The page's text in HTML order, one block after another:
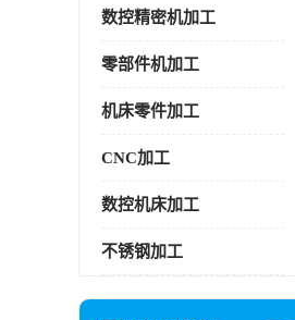
数控精密机加工
零部件机加工
机床零件加工
CNC加工
数控机床加工
不锈钢加工